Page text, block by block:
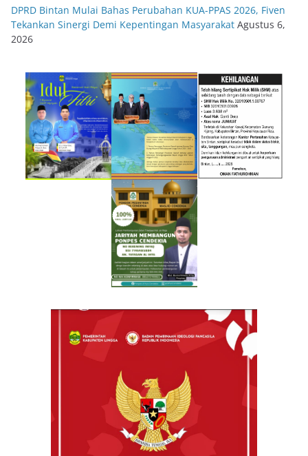
DPRD Bintan Mulai Bahas Perubahan KUA-PPAS 2026, Fiven
Tekankan Sinergi Demi Kepentingan Masyarakat Agustus 6,
2026